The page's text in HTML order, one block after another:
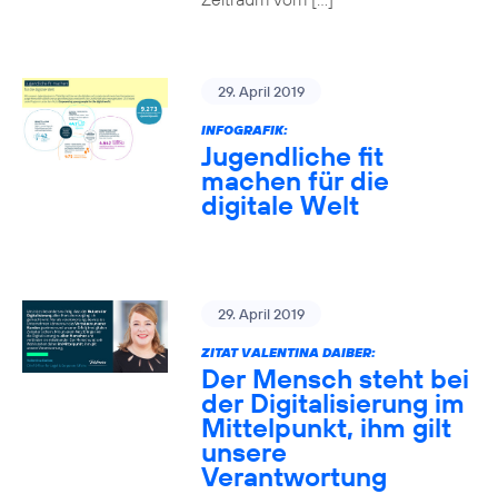
29. April 2019
INFOGRAFIK:
Jugendliche fit
machen für die
digitale Welt
29. April 2019
ZITAT VALENTINA DAIBER:
Der Mensch steht bei
der Digitalisierung im
Mittelpunkt, ihm gilt
unsere
Verantwortung